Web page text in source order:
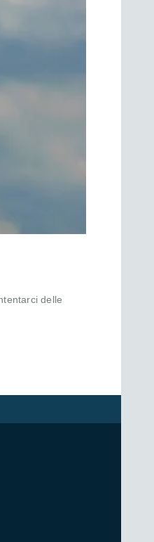
delle